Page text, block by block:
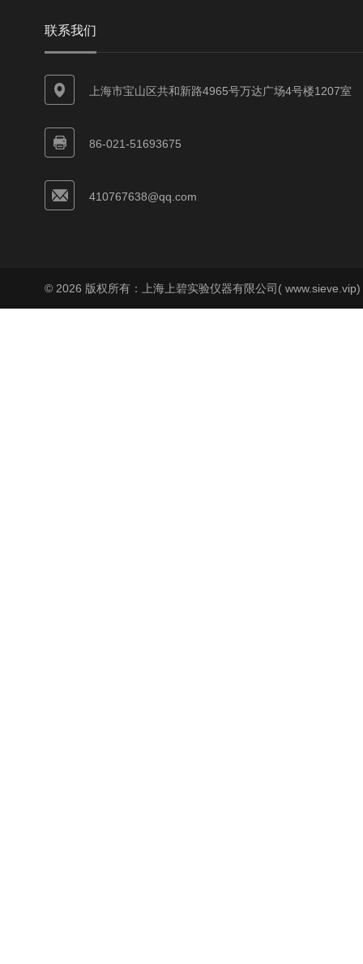
联系我们
上海市宝山区共和新路4965号万达广场4号楼1207室
86-021-51693675
410767638@qq.com
© 2026 版权所有：上海上碧实验仪器有限公司(